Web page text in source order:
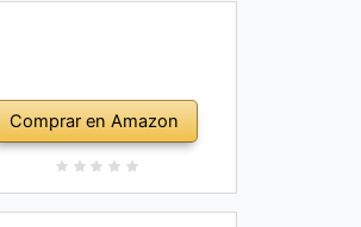
Comprar en Amazon